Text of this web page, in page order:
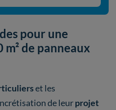
pour une
de panneaux
et les
de leurprojet